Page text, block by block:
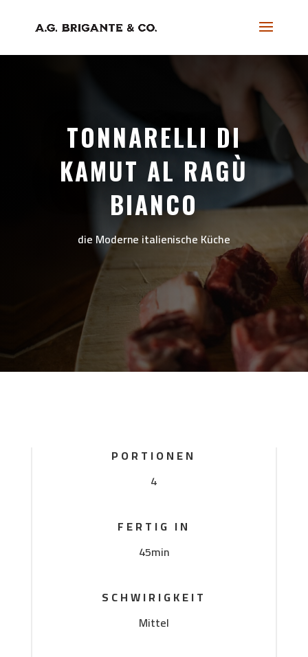
TONNARELLI DI
KAMUT AL RAGÙ
BIANCO
die Moderne italienische Küche
PORTIONEN
4
FERTIG IN
45min
SCHWIRIGKEIT
Mittel